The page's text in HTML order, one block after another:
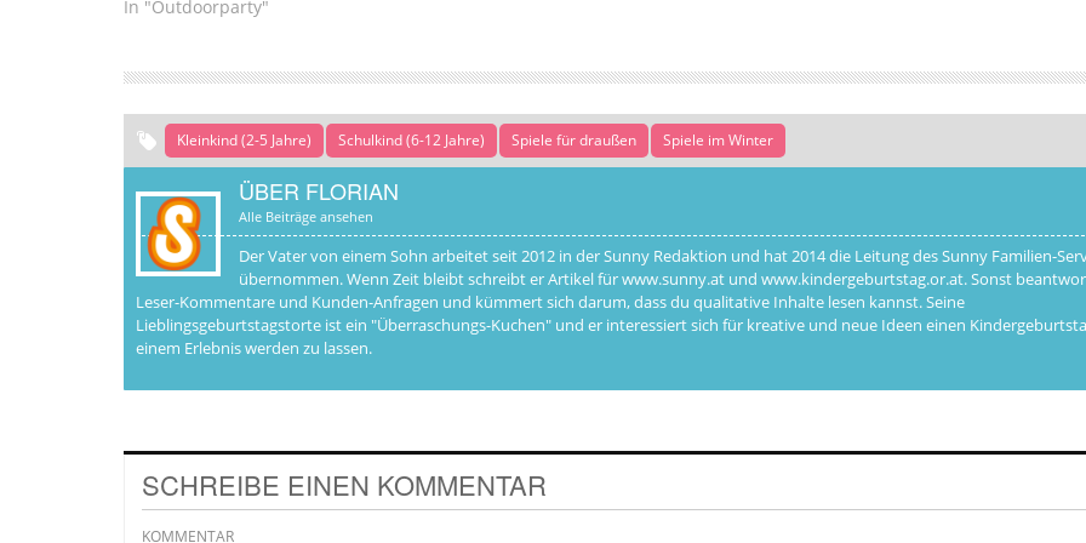
In "Outdoorparty"
Kleinkind (2-5 Jahre) Schulkind (6-12 Jahre) Spiele für draußen Spiele im Winter
ÜBER FLORIAN
Alle Beiträge ansehen
Der Vater von einem Sohn arbeitet seit 2012 in der Sunny Redaktion und hat 2014 die Leitung des Sunny Familien-
übernommen. Wenn Zeit bleibt schreibt er Artikel für www.sunny.at und www.kindergeburtstag.or.at. Sonst
Leser-Kommentare und Kunden-Anfragen und kümmert sich darum, dass du qualitative Inhalte lesen kannst. Seine
Lieblingsgeburtstagstorte ist ein "Überraschungs-Kuchen" und er interessiert sich für kreative und neue Ideen einen
einem Erlebnis werden zu lassen.
SCHREIBE EINEN KOMMENTAR
KOMMENTAR